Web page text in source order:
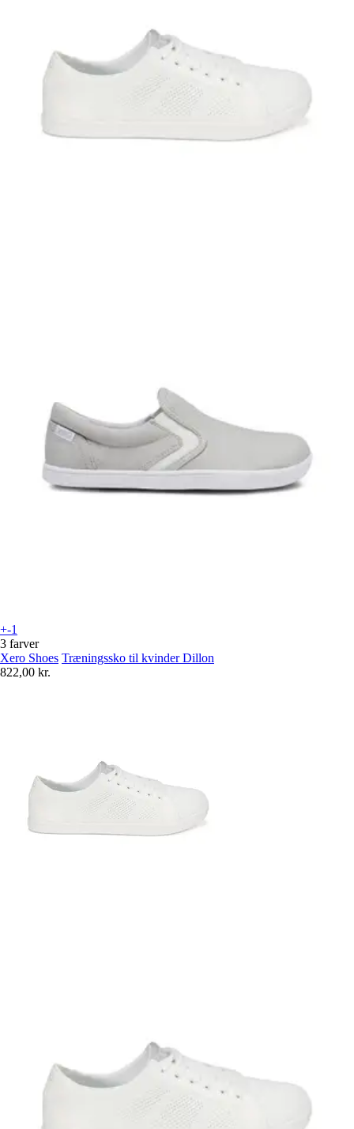
+-1
3 farver
Xero Shoes Træningssko til kvinder Dillon
822,00 kr.